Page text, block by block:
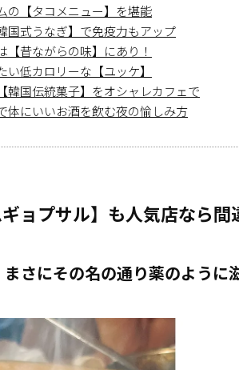
の【タコメニュー】を堪能
国式うなぎ】で免疫力もアップ
【昔ながらの味】にあり！
低カロリーな【ユッケ】
韓国伝統菓子】をオシャレカフェで
体にいいお酒を飲む夜の愉しみ方
ョプサル】も人気店なら間
さにその名の通り薬のように